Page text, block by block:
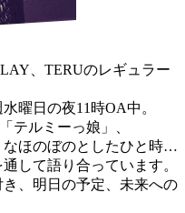
、TERUのレギュラー
曜日の夜11時OA中。
テルミーっ娘」、
なほのぼのとしたひと時…
して語り合っています。
、明日の予定、未来への